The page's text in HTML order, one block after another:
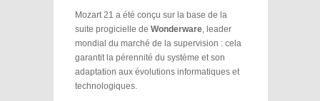
Mozart 21 a été conçu sur la base de la
suite progicielle de Wonderware, leader
mondial du marché de la supervision : cela
garantit la pérennité du système et son
adaptation aux évolutions informatiques et
technologiques.